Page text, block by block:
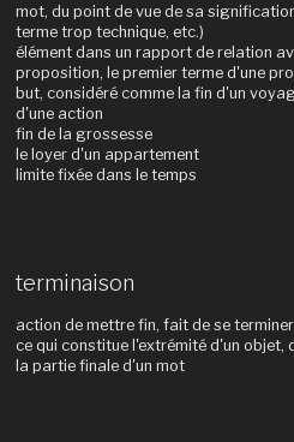
mot, du point de vue de sa
terme trop technique, etc.)
élément dans un rapport de relation
proposition, le premier terme d'une
but, considéré comme la fin d'un
d'une action
fin de la grossesse
le loyer d'un appartement
limite fixée dans le temps
terminaison
action de mettre fin, fait de se terminer
ce qui constitue l'extrémité d'un objet,
la partie finale d'un mot